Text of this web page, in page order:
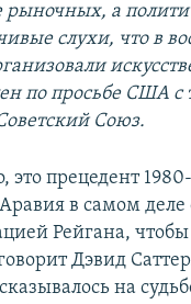
рыночных, а
слухи, что в
по просьбе США с
Союз.
это прецедент
в самом деле
Рейгана,
Дэвид
на